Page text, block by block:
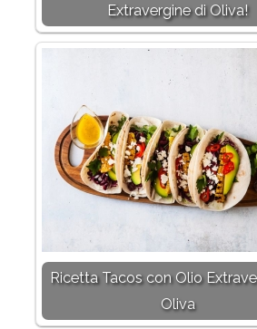
Extravergine di Oliva!
Ricetta Tacos con Olio
Oliva